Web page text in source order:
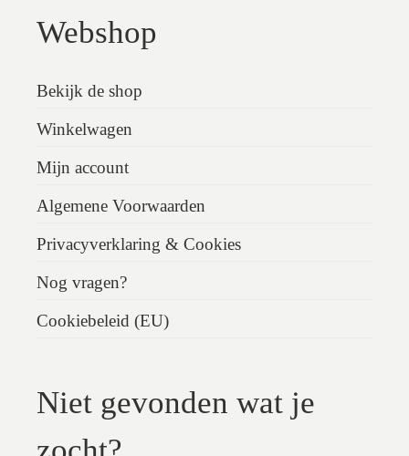
Webshop
Bekijk de shop
Winkelwagen
Mijn account
Algemene Voorwaarden
Privacyverklaring & Cookies
Nog vragen?
Cookiebeleid (EU)
Niet gevonden wat je